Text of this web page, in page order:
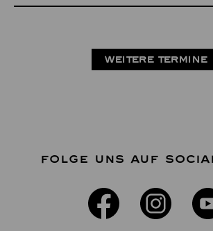
WEITERE TERMINE
FOLGE UNS AUF